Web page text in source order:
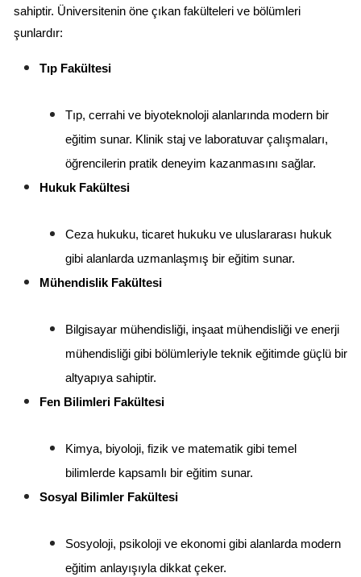
sahiptir. Üniversitenin öne çıkan fakülteleri ve bölümleri
şunlardır:
Tıp Fakültesi
Tıp, cerrahi ve biyoteknoloji alanlarında modern bir
eğitim sunar. Klinik staj ve laboratuvar çalışmaları,
öğrencilerin pratik deneyim kazanmasını sağlar.
Hukuk Fakültesi
Ceza hukuku, ticaret hukuku ve uluslararası hukuk
gibi alanlarda uzmanlaşmış bir eğitim sunar.
Mühendislik Fakültesi
Bilgisayar mühendisliği, inşaat mühendisliği ve enerji
mühendisliği gibi bölümleriyle teknik eğitimde güçlü bir
altyapıya sahiptir.
Fen Bilimleri Fakültesi
Kimya, biyoloji, fizik ve matematik gibi temel
bilimlerde kapsamlı bir eğitim sunar.
Sosyal Bilimler Fakültesi
Sosyoloji, psikoloji ve ekonomi gibi alanlarda modern
eğitim anlayışıyla dikkat çeker.